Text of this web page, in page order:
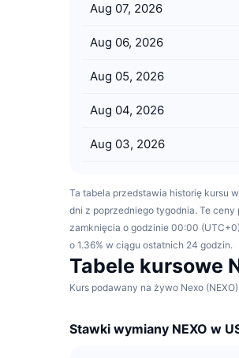
Aug 07, 2026
Aug 06, 2026
Aug 05, 2026
Aug 04, 2026
Aug 03, 2026
Ta tabela przedstawia historię kursu
dni z poprzedniego tygodnia. Te
zamknięcia o godzinie 00:00
o 1.36% w ciągu ostatnich 24 godzin.
Tabele kursowe
Kurs podawany na żywo Nexo
Stawki wymiany NEXO w